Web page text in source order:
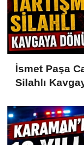
İsmet Paşa
Silahlı